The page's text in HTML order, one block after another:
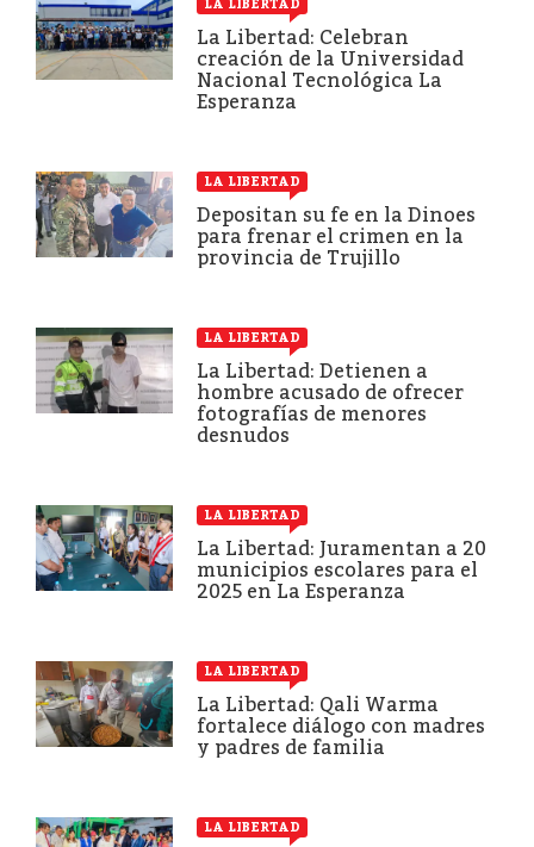
LA LIBERTAD
La Libertad: Celebran
creación de la Universidad
Nacional Tecnológica La
Esperanza
LA LIBERTAD
Depositan su fe en la Dinoes
para frenar el crimen en la
provincia de Trujillo
LA LIBERTAD
La Libertad: Detienen a
hombre acusado de ofrecer
fotografías de menores
desnudos
LA LIBERTAD
La Libertad: Juramentan a 20
municipios escolares para el
2025 en La Esperanza
LA LIBERTAD
La Libertad: Qali Warma
fortalece diálogo con madres
y padres de familia
LA LIBERTAD